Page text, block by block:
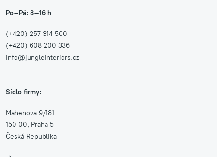
Po–Pá: 8–16 h
(+420) 257 314 500
(+420) 608 200 336
info@jungleinteriors.cz
Sídlo firmy:
Mahenova 9/181
150 00, Praha 5
Česká Republika